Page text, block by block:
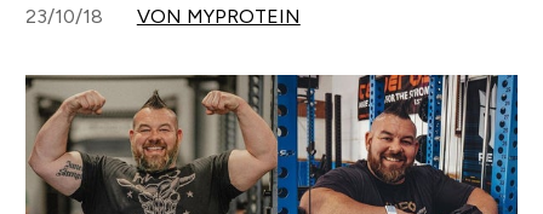
23/10/18 VON MYPROTEIN